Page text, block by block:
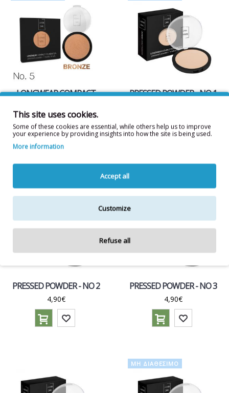
LONGWEAR COMPACT
BRONZE
4,90€
PRESSED POWDER - NO 1
4,90€
PRESSED POWDER - NO 2
4,90€
PRESSED POWDER - NO 3
4,90€
ΜΗ ΔΙΑΘΈΣΙΜΟ
This site uses cookies.
Some of these cookies are essential, while others help us to improve
your experience by providing insights into how the site is being used.
More information
Accept all
Customize
Refuse all